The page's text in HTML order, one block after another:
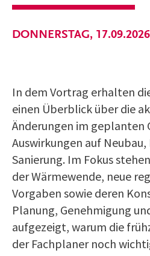
DONNERSTAG,
In dem Vortrag erhalten
einen Überblick über die
Änderungen im geplanten
Auswirkungen auf
Sanierung. Im Fokus
der Wärmewende, neue
Vorgaben sowie deren
Planung, Genehmigung
aufgezeigt, warum die
der Fachplaner noch